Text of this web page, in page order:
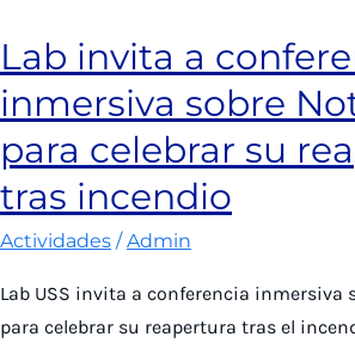
Notre
Dame
restaurada
tras
incendio
de
Lab invita a
inmersiva sobre
para celebrar su
tras incendio
Actividades /Admin
Lab USS invita a conferencia inmersiva
para celebrar su reapertura tras el